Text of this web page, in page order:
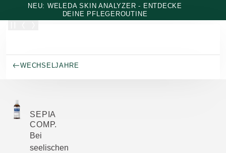
Zum Hauptinhalt wechseln
NEU: WELEDA SKIN ANALYZER - ENTDECKE
DEINE PFLEGEROUTINE
WECHSELJAHRE
SEPIA
COMP.
Bei
seelischen